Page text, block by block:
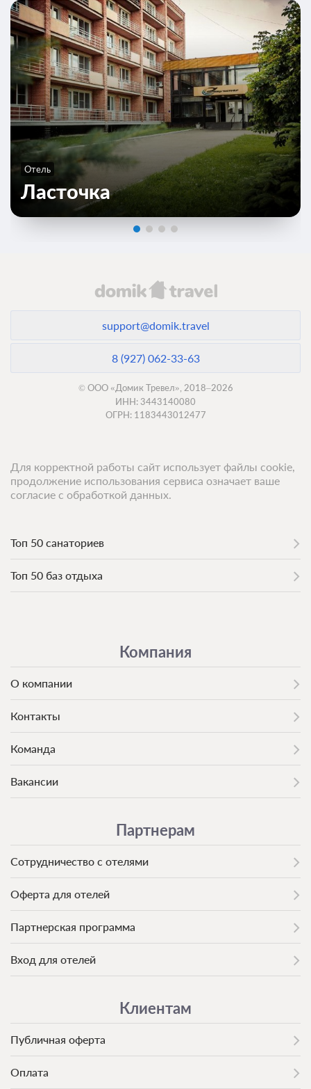
Отель
Ласточка
support@domik.travel
8 (927) 062-33-63
© ООО «Домик Тревел», 2018–2026
ИНН: 3443140080
ОГРН: 1183443012477
Топ 50 санаториев
Топ 50 баз отдыха
Компания
О компании
Контакты
Команда
Вакансии
Партнерам
Сотрудничество с отелями
Оферта для отелей
Партнерская программа
Вход для отелей
Клиентам
Публичная оферта
Оплата
Для корректной работы сайт использует файлы cookie,
продолжение использования сервиса означает ваше
согласие с обработкой данных.